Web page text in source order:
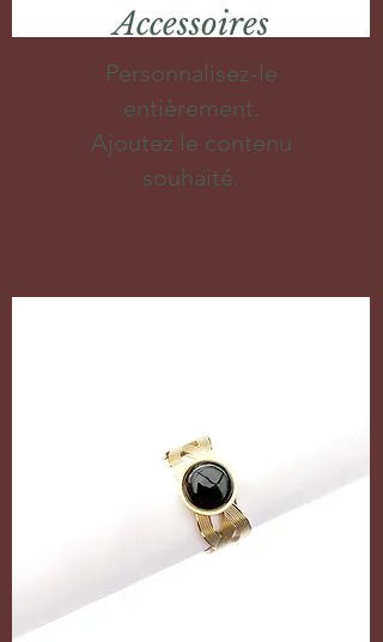
Accessoires
Personnalisez-le
entièrement.
Ajoutez le contenu
souhaité.